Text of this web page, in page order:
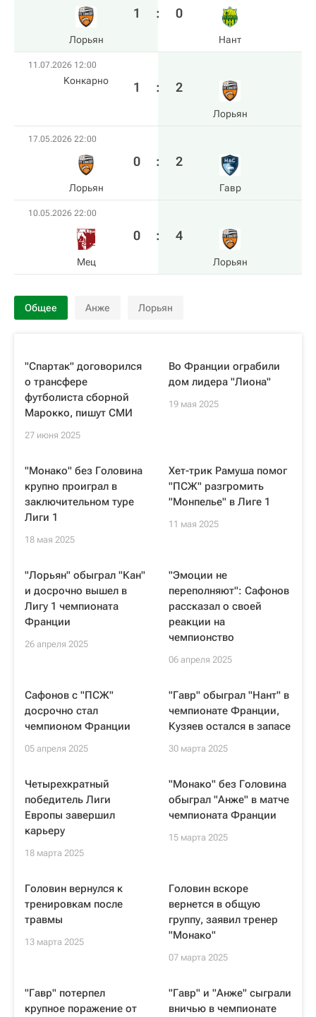
Лорьян
1 : 0
Нант
11.07.2026 12:00
Kонкарно 1 : 2
Лорьян
17.05.2026 22:00
Лорьян
0 : 2
Гавр
10.05.2026 22:00
Мец
0 : 4
Лорьян
Общее Анже Лорьян
"Спартак" договорился
о трансфере
футболиста сборной
Марокко, пишут СМИ
27 июня 2025
Во Франции ограбили
дом лидера "Лиона"
19 мая 2025
"Монако" без Головина
крупно проиграл в
заключительном туре
Лиги 1
18 мая 2025
Хет-трик Рамуша помог
"ПСЖ" разгромить
"Монпелье" в Лиге 1
11 мая 2025
"Лорьян" обыграл "Кан"
и досрочно вышел в
Лигу 1 чемпионата
Франции
26 апреля 2025
"Эмоции не
переполняют": Сафонов
рассказал о своей
реакции на
чемпионство
06 апреля 2025
Сафонов с "ПСЖ"
досрочно стал
чемпионом Франции
05 апреля 2025
"Гавр" обыграл "Нант" в
чемпионате Франции,
Кузяев остался в запасе
30 марта 2025
Четырехкратный
победитель Лиги
Европы завершил
карьеру
18 марта 2025
"Монако" без Головина
обыграл "Анже" в матче
чемпионата Франции
15 марта 2025
Головин вернулся к
тренировкам после
травмы
13 марта 2025
Головин вскоре
вернется в общую
группу, заявил тренер
"Монако"
07 марта 2025
"Гавр" потерпел
крупное поражение от
"Гавр" и "Анже" сыграли
вничью в чемпионате